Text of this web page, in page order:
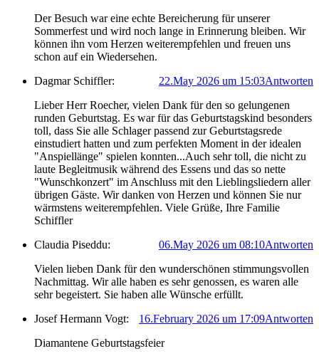
Der Besuch war eine echte Bereicherung für unserer
Sommerfest und wird noch lange in Erinnerung bleiben. Wir
können ihn vom Herzen weiterempfehlen und freuen uns
schon auf ein Wiedersehen.
Dagmar Schiffler:
Antworten
22.May 2026 um 15:03
Lieber Herr Roecher, vielen Dank für den so gelungenen
runden Geburtstag. Es war für das Geburtstagskind besonders
toll, dass Sie alle Schlager passend zur Geburtstagsrede
einstudiert hatten und zum perfekten Moment in der idealen
"Anspiellänge" spielen konnten...Auch sehr toll, die nicht zu
laute Begleitmusik während des Essens und das so nette
"Wunschkonzert" im Anschluss mit den Lieblingsliedern aller
übrigen Gäste. Wir danken von Herzen und können Sie nur
wärmstens weiterempfehlen. Viele Grüße, Ihre Familie
Schiffler
Claudia Piseddu:
Antworten
06.May 2026 um 08:10
Vielen lieben Dank für den wunderschönen stimmungsvollen
Nachmittag. Wir alle haben es sehr genossen, es waren alle
sehr begeistert. Sie haben alle Wünsche erfüllt.
Josef Hermann Vogt:
Antworten
16.February 2026 um 17:09
Diamantene Geburtstagsfeier